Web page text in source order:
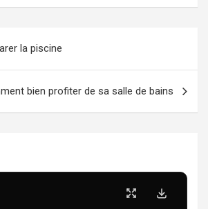
la piscine
bien profiter de sa salle de bains